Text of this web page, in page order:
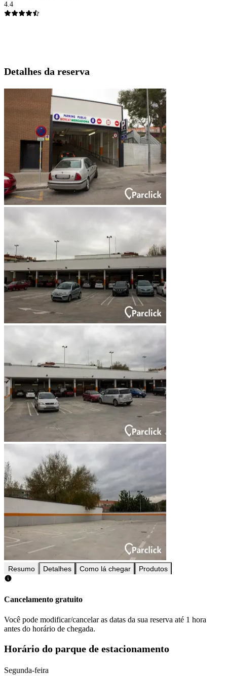
4.4
Detalhes da reserva
Resumo Detalhes Como lá chegar Produtos
Cancelamento gratuito
Você pode modificar/cancelar as datas da sua reserva até 1 hora
antes do horário de chegada.
Horário do parque de estacionamento
Segunda-feira